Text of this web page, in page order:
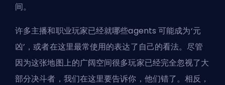
间。
许多主播和职业玩家已经就哪些agents可能成为‘元
凶’，或者在这里最常使用的表达了自己的看法。尽管
因为这张地图上的广阔空间很多玩家已经完全忽视了大
部分决斗者，我们在这里要告诉你，他们错了。相反，